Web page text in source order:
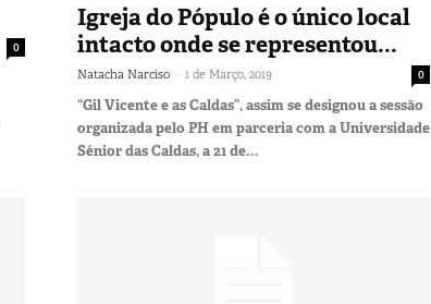
0
Igreja do Pópulo é o único local
intacto onde se representou...
Natacha Narciso - 1 de Março, 2019 0
“Gil Vicente e as Caldas”, assim se designou a sessão
organizada pelo PH em parceria com a Universidade
Sénior das Caldas, a 21 de...